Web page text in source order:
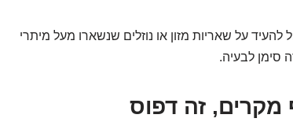
להעיד על שאריות מזון או נוזלים שנשארו מעל מיתרי
סימן לבעיה.
מקרים, זה דפוס